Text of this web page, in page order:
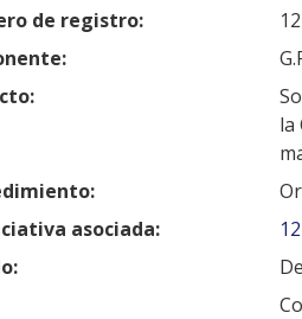
de registro:
la
asociada: